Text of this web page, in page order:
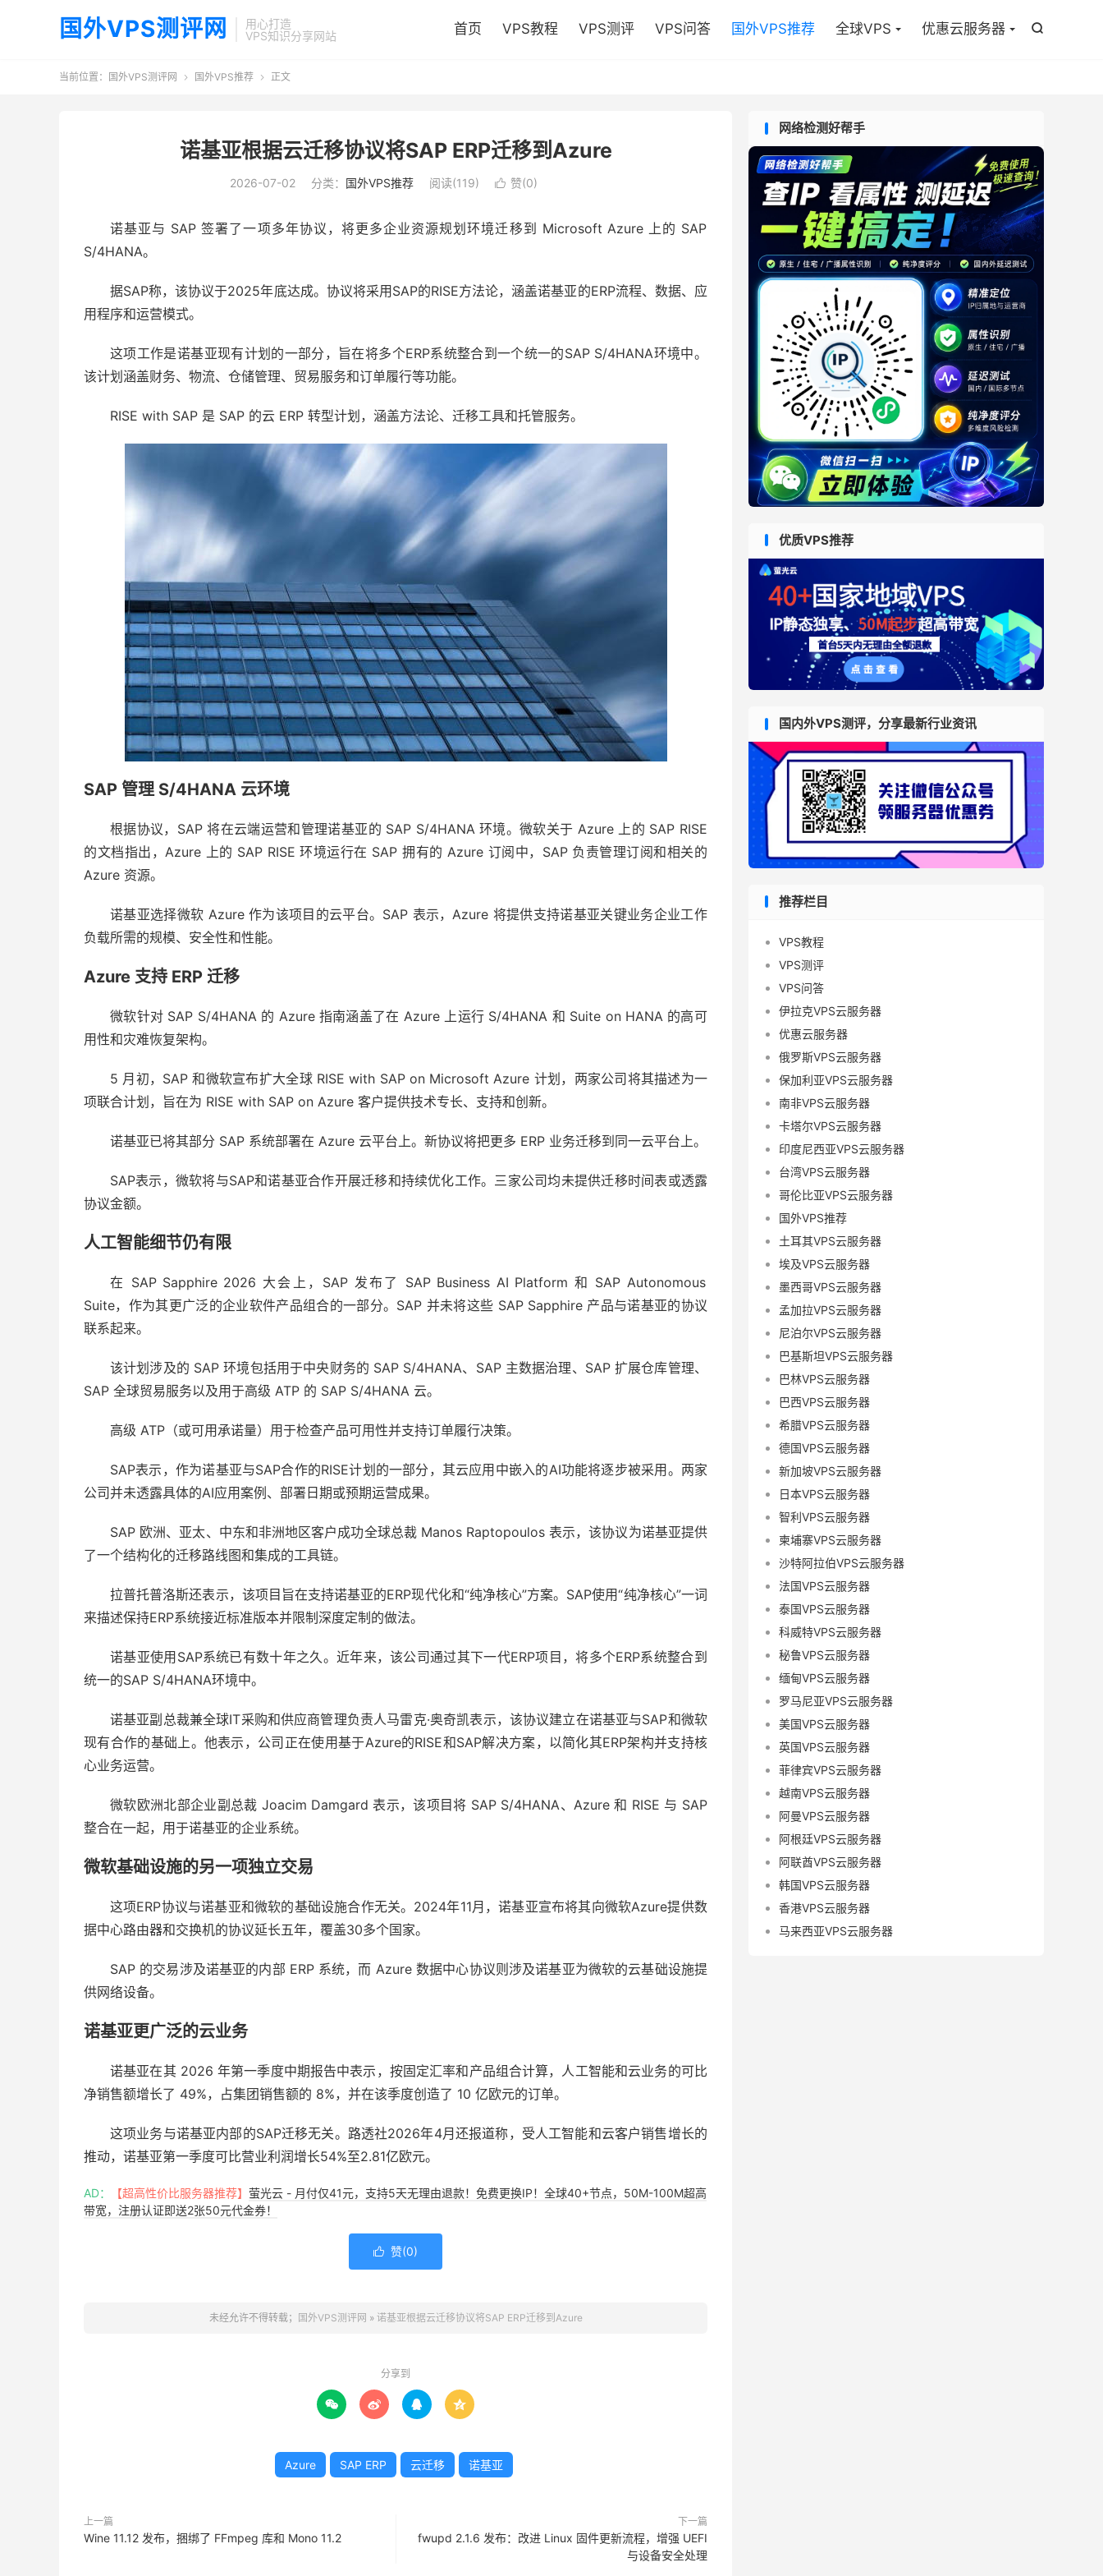
国外VPS测评网
用心打造
VPS知识分享网站

首页 VPS教程 VPS测评 VPS问答 国外VPS推荐 全球VPS 优惠云服务器
当前位置： 国外VPS测评网  国外VPS推荐  正文
诺基亚根据云迁移协议将SAP ERP迁移到Azure
2026-07-02 分类： 国外VPS推荐 阅读(119)  赞(0)
诺基亚与 SAP 签署了一项多年协议，将更多企业资源规划环境迁移到 Microsoft Azure 上的 SAP
S/4HANA。
据SAP称，该协议于2025年底达成。协议将采用SAP的RISE方法论，涵盖诺基亚的ERP流程、数据、应
用程序和运营模式。
这项工作是诺基亚现有计划的一部分，旨在将多个ERP系统整合到一个统一的SAP S/4HANA环境中。
该计划涵盖财务、物流、仓储管理、贸易服务和订单履行等功能。
RISE with SAP 是 SAP 的云 ERP 转型计划，涵盖方法论、迁移工具和托管服务。
SAP 管理 S/4HANA 云环境
根据协议，SAP 将在云端运营和管理诺基亚的 SAP S/4HANA 环境。微软关于 Azure 上的 SAP RISE
的文档指出，Azure 上的 SAP RISE 环境运行在 SAP 拥有的 Azure 订阅中，SAP 负责管理订阅和相关的
Azure 资源。
诺基亚选择微软 Azure 作为该项目的云平台。SAP 表示，Azure 将提供支持诺基亚关键业务企业工作
负载所需的规模、安全性和性能。
Azure 支持 ERP 迁移
微软针对 SAP S/4HANA 的 Azure 指南涵盖了在 Azure 上运行 S/4HANA 和 Suite on HANA 的高可
用性和灾难恢复架构。
5 月初，SAP 和微软宣布扩大全球 RISE with SAP on Microsoft Azure 计划，两家公司将其描述为一
项联合计划，旨在为 RISE with SAP on Azure 客户提供技术专长、支持和创新。
诺基亚已将其部分 SAP 系统部署在 Azure 云平台上。新协议将把更多 ERP 业务迁移到同一云平台上。
SAP表示，微软将与SAP和诺基亚合作开展迁移和持续优化工作。三家公司均未提供迁移时间表或透露
协议金额。
人工智能细节仍有限
在 SAP Sapphire 2026 大会上，SAP 发布了 SAP Business AI Platform 和 SAP Autonomous
Suite，作为其更广泛的企业软件产品组合的一部分。SAP 并未将这些 SAP Sapphire 产品与诺基亚的协议
联系起来。
该计划涉及的 SAP 环境包括用于中央财务的 SAP S/4HANA、SAP 主数据治理、SAP 扩展仓库管理、
SAP 全球贸易服务以及用于高级 ATP 的 SAP S/4HANA 云。
高级 ATP（或可用承诺量）用于检查产品可用性并支持订单履行决策。
SAP表示，作为诺基亚与SAP合作的RISE计划的一部分，其云应用中嵌入的AI功能将逐步被采用。两家
公司并未透露具体的AI应用案例、部署日期或预期运营成果。
SAP 欧洲、亚太、中东和非洲地区客户成功全球总裁 Manos Raptopoulos 表示，该协议为诺基亚提供
了一个结构化的迁移路线图和集成的工具链。
拉普托普洛斯还表示，该项目旨在支持诺基亚的ERP现代化和“纯净核心”方案。SAP使用“纯净核心”一词
来描述保持ERP系统接近标准版本并限制深度定制的做法。
诺基亚使用SAP系统已有数十年之久。近年来，该公司通过其下一代ERP项目，将多个ERP系统整合到
统一的SAP S/4HANA环境中。
诺基亚副总裁兼全球IT采购和供应商管理负责人马雷克·奥奇凯表示，该协议建立在诺基亚与SAP和微软
现有合作的基础上。他表示，公司正在使用基于Azure的RISE和SAP解决方案，以简化其ERP架构并支持核
心业务运营。
微软欧洲北部企业副总裁 Joacim Damgard 表示，该项目将 SAP S/4HANA、Azure 和 RISE 与 SAP
整合在一起，用于诺基亚的企业系统。
微软基础设施的另一项独立交易
这项ERP协议与诺基亚和微软的基础设施合作无关。2024年11月，诺基亚宣布将其向微软Azure提供数
据中心路由器和交换机的协议延长五年，覆盖30多个国家。
SAP 的交易涉及诺基亚的内部 ERP 系统，而 Azure 数据中心协议则涉及诺基亚为微软的云基础设施提
供网络设备。
诺基亚更广泛的云业务
诺基亚在其 2026 年第一季度中期报告中表示，按固定汇率和产品组合计算，人工智能和云业务的可比
净销售额增长了 49%，占集团销售额的 8%，并在该季度创造了 10 亿欧元的订单。
这项业务与诺基亚内部的SAP迁移无关。路透社2026年4月还报道称，受人工智能和云客户销售增长的
推动，诺基亚第一季度可比营业利润增长54%至2.81亿欧元。
AD： 【超高性价比服务器推荐】 萤光云 - 月付仅41元，支持5天无理由退款！免费更换IP！全球40+节点，50M-100M超高
带宽，注册认证即送2张50元代金券！
 赞(0)
未经允许不得转载； 国外VPS测评网 » 诺基亚根据云迁移协议将SAP ERP迁移到Azure
分享到
   
Azure SAP ERP 云迁移 诺基亚
上一篇
Wine 11.12 发布，捆绑了 FFmpeg 库和 Mono 11.2
下一篇
fwupd 2.1.6 发布：改进 Linux 固件更新流程，增强 UEFI
与设备安全处理
网络检测好帮手
优质VPS推荐
国内外VPS测评，分享最新行业资讯
推荐栏目
VPS教程
VPS测评
VPS问答
伊拉克VPS云服务器
优惠云服务器
俄罗斯VPS云服务器
保加利亚VPS云服务器
南非VPS云服务器
卡塔尔VPS云服务器
印度尼西亚VPS云服务器
台湾VPS云服务器
哥伦比亚VPS云服务器
国外VPS推荐
土耳其VPS云服务器
埃及VPS云服务器
墨西哥VPS云服务器
孟加拉VPS云服务器
尼泊尔VPS云服务器
巴基斯坦VPS云服务器
巴林VPS云服务器
巴西VPS云服务器
希腊VPS云服务器
德国VPS云服务器
新加坡VPS云服务器
日本VPS云服务器
智利VPS云服务器
柬埔寨VPS云服务器
沙特阿拉伯VPS云服务器
法国VPS云服务器
泰国VPS云服务器
科威特VPS云服务器
秘鲁VPS云服务器
缅甸VPS云服务器
罗马尼亚VPS云服务器
美国VPS云服务器
英国VPS云服务器
菲律宾VPS云服务器
越南VPS云服务器
阿曼VPS云服务器
阿根廷VPS云服务器
阿联酋VPS云服务器
韩国VPS云服务器
香港VPS云服务器
马来西亚VPS云服务器